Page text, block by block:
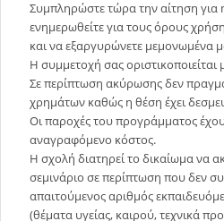
Συμπληρώστε τώρα την αίτηση
ενημερωθείτε για τους όρους
και να εξαργυρώνετε μεμονωμένα
Η συμμετοχή σας
Σε περίπτωση ακύρωσης δεν
χρημάτων καθώς η θέση έχει
Οι παροχές του προγράμματος
αναγραφόμενο κόστος.
Η σχολή διατηρεί το δικαίωμα να
σεμινάριο σε περίπτωση που δεν
απαιτούμενος αριθμός
(θέματα υγείας, καιρού, τεχνικά